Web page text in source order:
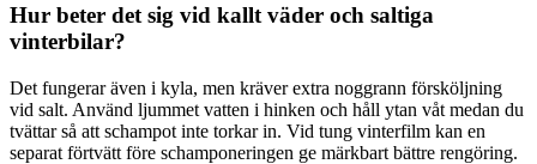
Hur beter det sig vid kallt väder och saltiga
vinterbilar?
Det fungerar även i kyla, men kräver extra noggrann försköljning
vid salt. Använd ljummet vatten i hinken och håll ytan våt medan du
tvättar så att schampot inte torkar in. Vid tung vinterfilm kan en
separat förtvätt före schamponeringen ge märkbart bättre rengöring.